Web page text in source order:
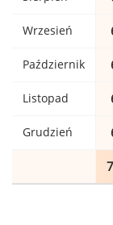
Wrzesień
Październik
Listopad
Grudzień